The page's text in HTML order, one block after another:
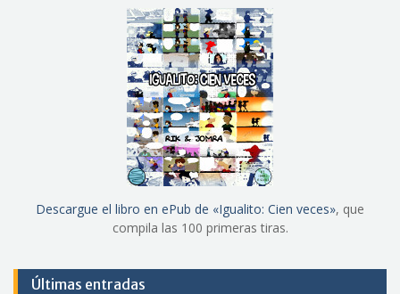
Descargue el libro en ePub de «Igualito: Cien veces», que
compila las 100 primeras tiras.
Últimas entradas